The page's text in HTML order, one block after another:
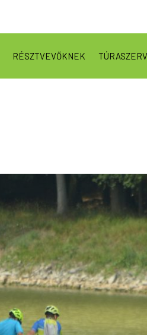
RÉSZTVEVŐKNEK